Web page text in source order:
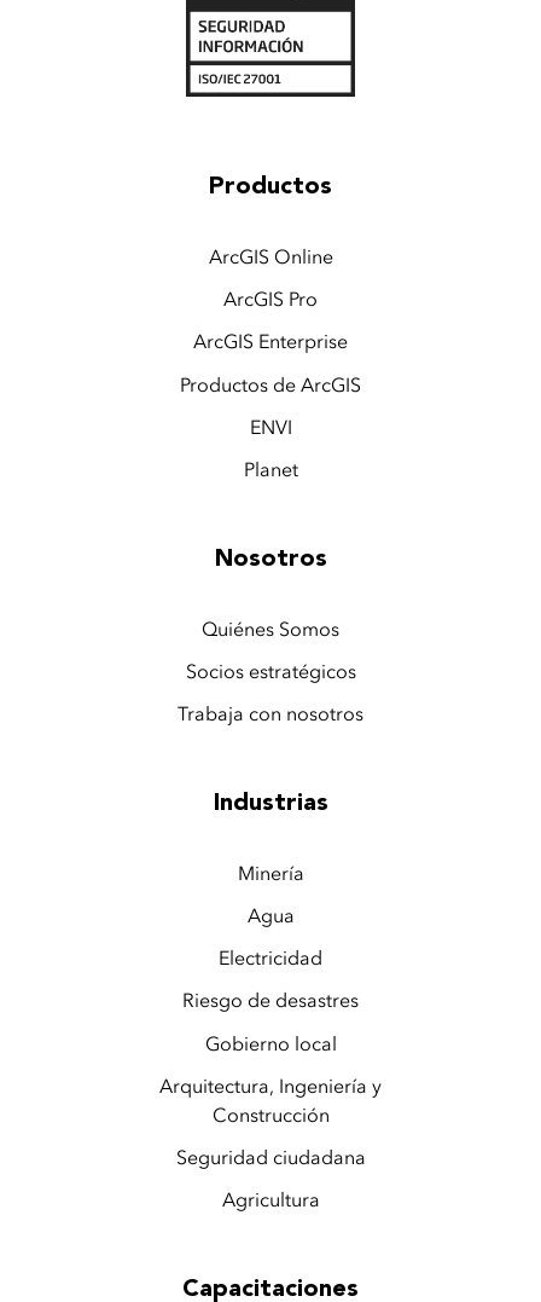
Productos
ArcGIS Online
ArcGIS Pro
ArcGIS Enterprise
Productos de ArcGIS
ENVI
Planet
Nosotros
Quiénes Somos
Socios estratégicos
Trabaja con nosotros
Industrias
Minería
Agua
Electricidad
Riesgo de desastres
Gobierno local
Arquitectura, Ingeniería y
Construcción
Seguridad ciudadana
Agricultura
Capacitaciones